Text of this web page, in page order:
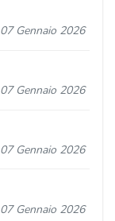
07 Gennaio 2026
07 Gennaio 2026
07 Gennaio 2026
07 Gennaio 2026